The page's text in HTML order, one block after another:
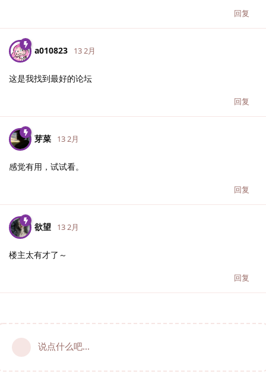
回复
a010823 13 2月
这是我找到最好的论坛
回复
芽菜 13 2月
感觉有用，试试看。
回复
欲望 13 2月
楼主太有才了～
回复
说点什么吧...